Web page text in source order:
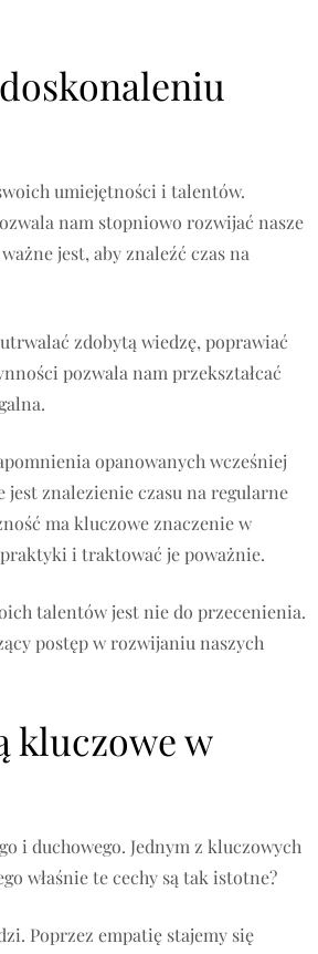
umiejętności i talentów.
nam stopniowo rozwijać nasze
jest, aby znaleźć czas na
zdobytą wiedzę, poprawiać
pozwala nam przekształcać
opanowanych wcześniej
znalezienie czasu na regularne
ma kluczowe znaczenie w
i traktować je poważnie.
talentów jest nie do przecenienia.
postęp w rozwijaniu naszych
kluczowe w
i duchowego. Jednym z kluczowych
właśnie te cechy są tak istotne?
Poprzez empatię stajemy się